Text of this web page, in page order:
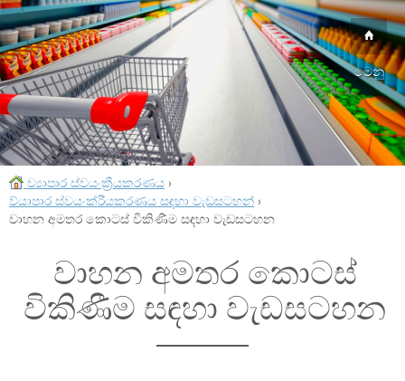
මෙනු
ව්‍යාපාර ස්වයංක්‍රීයකරණය ›
ව්යාපාර ස්වයංක්රීයකරණය සඳහා වැඩසටහන් ›
වාහන අමතර කොටස් විකිණීම සඳහා වැඩසටහන
වාහන අමතර කොටස්
විකිණීම සඳහා වැඩසටහන